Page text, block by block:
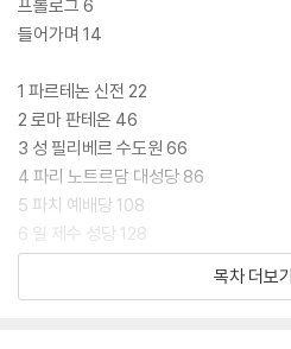
오늘의 우리는 ‘무엇이 아름다운가’를 묻
『건축으로 미학하기』는 건축 형태 이면
에게 새로운 관점을 제안한다. 우리가 보
식에 따른 것이 아니라 시대사적, 철학적
다.
미학은 감상이 아니라 사유의 방식이다
학을 통해 형태를 재조명하는 이 책은,
프롤로그 6
들어가며 14
1 파르테논 신전 22
2 로마 판테온 46
3 성 필리베르 수도원 66
4 파리 노트르담 대성당 86
5 파치 예배당 108
6 일 제수 성당 128
7 뒤랑의 파리 판테온 154
8 빅토리아 앨버트 뮤지엄 180
목차 더보기